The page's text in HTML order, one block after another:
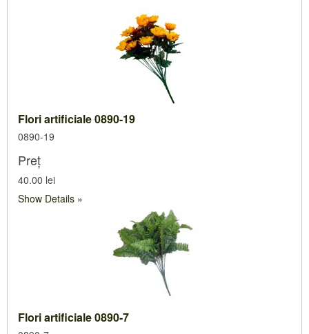
Flori artificiale 0890-19
0890-19
Preț
40.00 lei
Show Details
Flori artificiale 0890-7